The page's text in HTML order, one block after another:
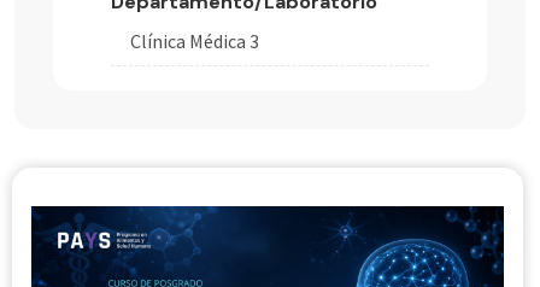
Clínica Médica 3